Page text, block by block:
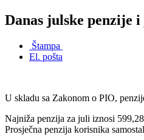
Danas julske penzije
Štampa
El. pošta
U skladu sa Zakonom o PIO,
Najniža penzija za juli iznosi
Prosječna penzija korisnika